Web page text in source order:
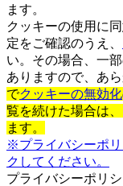
ます。
クッキーの使用に
定をご確認のうえ、
い。その場合、一
ありますので、あ
でクッキーの無効化
覧を続けた場合は
ます。
※プライバシーポ
クしてください。
プライバシーポリ